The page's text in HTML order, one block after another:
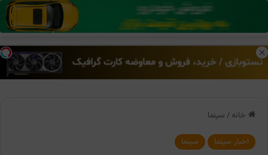
خانه / سینما
اخبار سینما سینما